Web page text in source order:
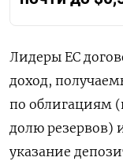
Лидеры ЕС
доход,
по облигациям
долю резервов)
указание